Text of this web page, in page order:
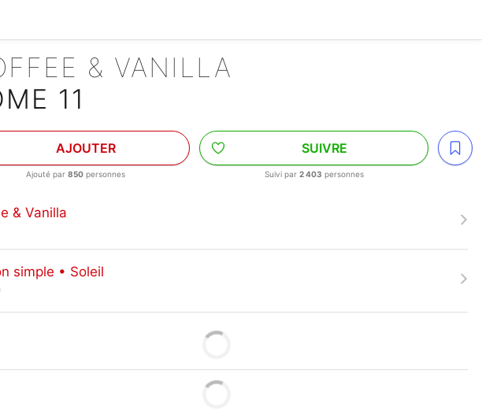
& VANILLA
11
AJOUTER
Ajouté par850 personnes
SUIVRE
Suivi par 2 403 personnes
& Vanilla
simple • Soleil